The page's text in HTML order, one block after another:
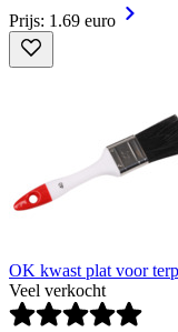
Prijs: 1.69 euro
OK kwast plat voor
Veel verkocht